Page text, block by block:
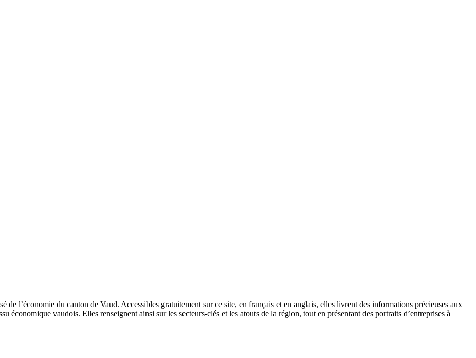
de l’économie du canton de Vaud. Accessibles gratuitement sur ce site, en français et en anglais, elles livrent des informations précieuses aux
économique vaudois. Elles renseignent ainsi sur les secteurs-clés et les atouts de la région, tout en présentant des portraits d’entreprises à